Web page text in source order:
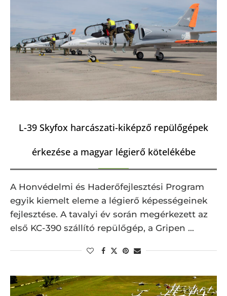
L-39 Skyfox harcászati-kiképző repülőgépek
érkezése a magyar légierő kötelékébe
A Honvédelmi és Haderőfejlesztési Program
egyik kiemelt eleme a légierő képességeinek
fejlesztése. A tavalyi év során megérkezett az
első KC-390 szállító repülőgép, a Gripen …